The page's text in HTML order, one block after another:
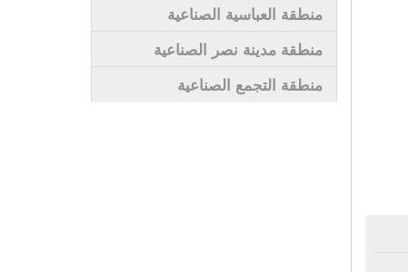
منطقة العباسية الصناعية
منطقة مدينة نصر الصناعية
منطقة التجمع الصناعية